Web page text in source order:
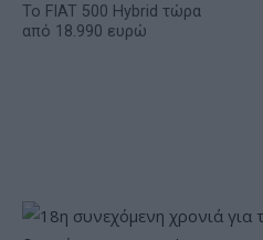
Το FIAT 500 Hybrid τώρα
από 18.990 ευρώ